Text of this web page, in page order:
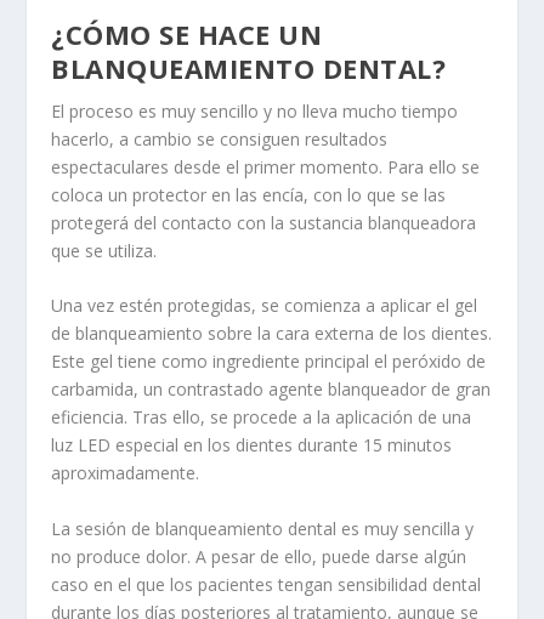
¿CÓMO SE HACE UN
BLANQUEAMIENTO DENTAL?
El proceso es muy sencillo y no lleva mucho tiempo
hacerlo, a cambio se consiguen resultados
espectaculares desde el primer momento. Para ello se
coloca un protector en las encía, con lo que se las
protegerá del contacto con la sustancia blanqueadora
que se utiliza.
Una vez estén protegidas, se comienza a aplicar el gel
de blanqueamiento sobre la cara externa de los dientes.
Este gel tiene como ingrediente principal el peróxido de
carbamida, un contrastado agente blanqueador de gran
eficiencia. Tras ello, se procede a la aplicación de una
luz LED especial en los dientes durante 15 minutos
aproximadamente.
La sesión de blanqueamiento dental es muy sencilla y
no produce dolor. A pesar de ello, puede darse algún
caso en el que los pacientes tengan sensibilidad dental
durante los días posteriores al tratamiento, aunque se